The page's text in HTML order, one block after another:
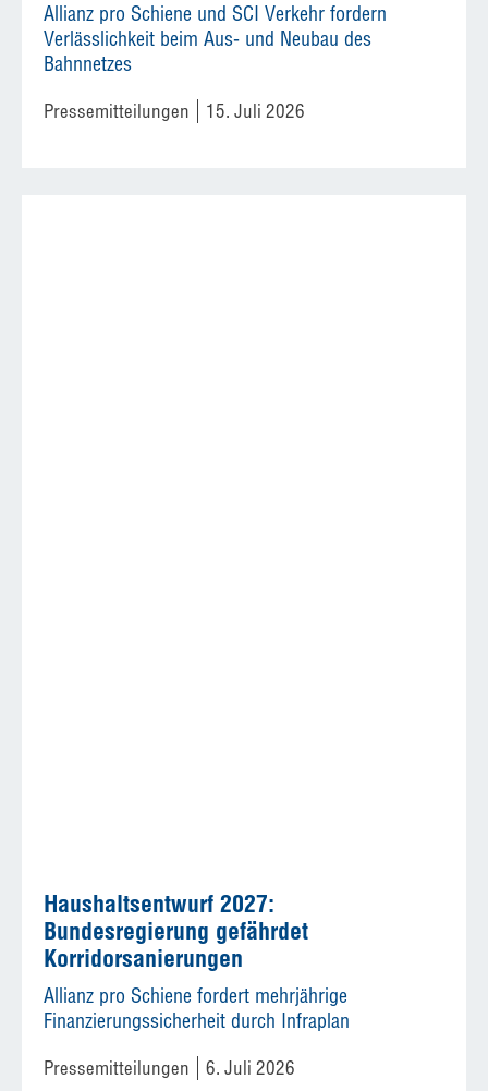
Allianz pro Schiene und SCI Verkehr fordern
Verlässlichkeit beim Aus- und Neubau des
Bahnnetzes
Pressemitteilungen 15. Juli 2026
Haushaltsentwurf 2027:
Bundesregierung gefährdet
Korridorsanierungen
Allianz pro Schiene fordert mehrjährige
Finanzierungssicherheit durch Infraplan
Pressemitteilungen 6. Juli 2026